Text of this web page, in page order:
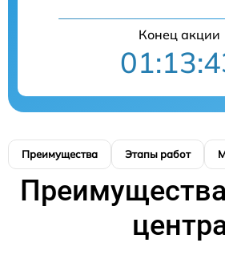
Конец акции
Преимущества Этапы работ